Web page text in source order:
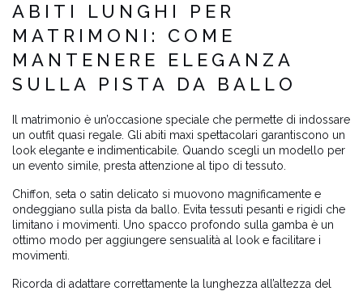
ABITI LUNGHI PER
MATRIMONI: COME
MANTENERE ELEGANZA
SULLA PISTA DA BALLO
Il matrimonio è un’occasione speciale che permette di indossare
un outfit quasi regale. Gli abiti maxi spettacolari garantiscono un
look elegante e indimenticabile. Quando scegli un modello per
un evento simile, presta attenzione al tipo di tessuto.
Chiffon, seta o satin delicato si muovono magnificamente e
ondeggiano sulla pista da ballo. Evita tessuti pesanti e rigidi che
limitano i movimenti. Uno spacco profondo sulla gamba è un
ottimo modo per aggiungere sensualità al look e facilitare i
movimenti.
Ricorda di adattare correttamente la lunghezza all’altezza del